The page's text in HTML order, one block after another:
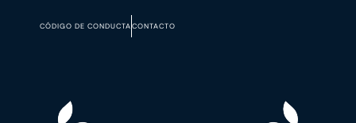
CÓDIGO DE CONDUCTACONTACTO